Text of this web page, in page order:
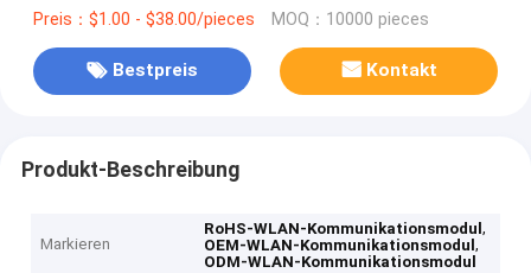
Preis：$1.00 - $38.00/pieces MOQ：10000 pieces
Bestpreis Kontakt
Produkt-Beschreibung
Markieren
RoHS-WLAN-Kommunikationsmodul,
OEM-WLAN-Kommunikationsmodul,
ODM-WLAN-Kommunikationsmodul